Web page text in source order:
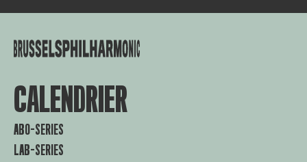
CALENDRIER
ABO-SERIES
LAB-SERIES